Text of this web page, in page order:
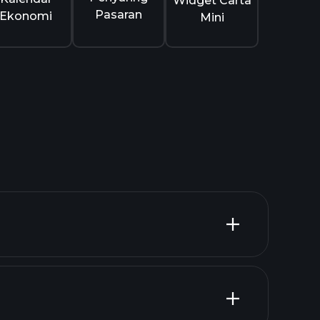
Ekonomi
Pasaran
Mini